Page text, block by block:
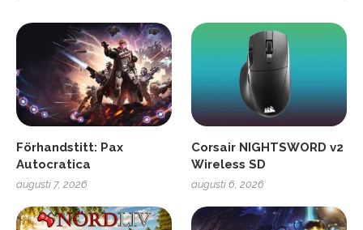
Förhandstitt: Pax
Autocratica
augusti 7, 2026
Corsair NIGHTSWORD v2
Wireless SD
augusti 6, 2026